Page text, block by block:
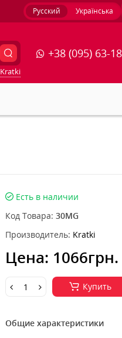
Русский Українська
+38 (095) 63-
Kratki
Есть в наличии
Код Товара: 30MG
Производитель: Kratki
Цена: 1066грн.
Купить
Общие характеристики